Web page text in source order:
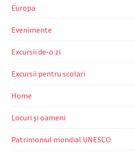
Europa
Evenimente
Excursii de-o zi
Excursii pentru scolari
Home
Locuri şi oameni
Patrimoniul mondial UNESCO